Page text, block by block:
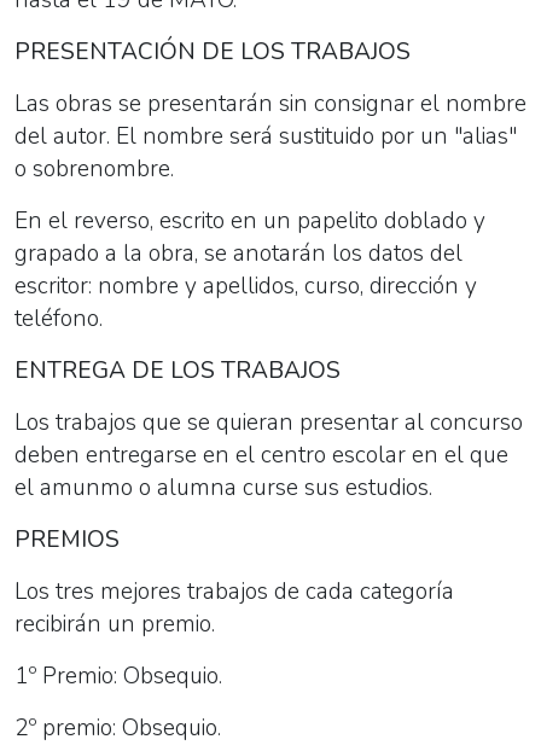
PRESENTACIÓN DE LOS TRABAJOS
Las obras se presentarán sin consignar el nombre
del autor. El nombre será sustituido por un "alias"
o sobrenombre.
En el reverso, escrito en un papelito doblado y
grapado a la obra, se anotarán los datos del
escritor: nombre y apellidos, curso, dirección y
teléfono.
ENTREGA DE LOS TRABAJOS
Los trabajos que se quieran presentar al concurso
deben entregarse en el centro escolar en el que
el amunmo o alumna curse sus estudios.
PREMIOS
Los tres mejores trabajos de cada categoría
recibirán un premio.
1º Premio: Obsequio.
2º premio: Obsequio.